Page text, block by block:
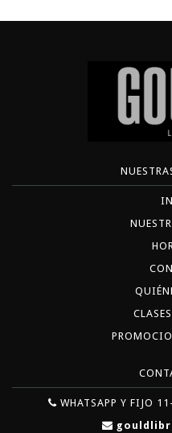
WHATSAPP Y FIJO